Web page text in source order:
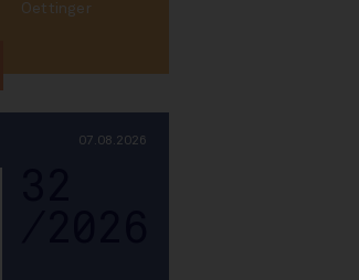
Oettinger
07.08.2026